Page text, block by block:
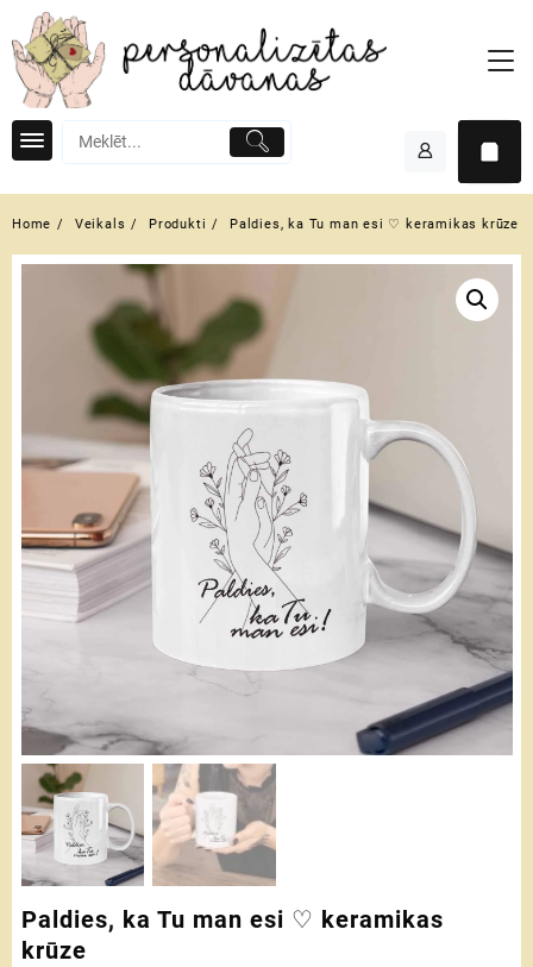
to
content
Home Veikals Produkti Paldies, ka Tu man esi ♡ keramikas krūze
Paldies, ka Tu man esi ♡ keramikas
krūze